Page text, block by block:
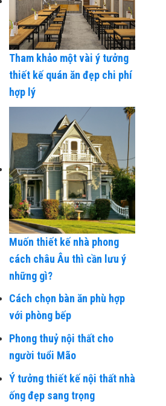
Tham khảo một vài ý tưởng
thiết kế quán ăn đẹp chi phí
hợp lý
Muốn thiết kế nhà phong
cách châu Âu thì cần lưu ý
những gì?
Cách chọn bàn ăn phù hợp
với phòng bếp
Phong thuỷ nội thất cho
người tuổi Mão
Ý tưởng thiết kế nội thất nhà
ống đẹp sang trọng